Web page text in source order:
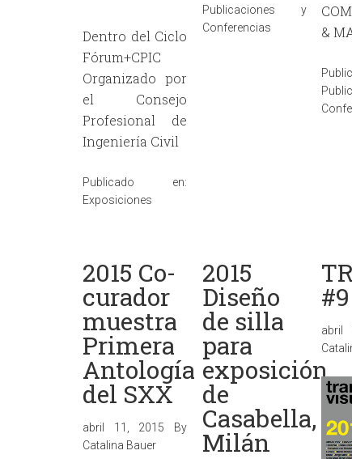
Dentro del Ciclo
Fórum+CPIC
Organizado por
el Consejo
Profesional de
Ingeniería Civil
Publicado en:
Exposiciones
Publicaciones y
Conferencias
&
2015 Co-
curador
muestra
Primera
Antología
del SXX
abril 11, 2015 By
Catalina Bauer
2015
Diseño
de silla
para
exposición
de
Casabella,
Milán
#9
abril